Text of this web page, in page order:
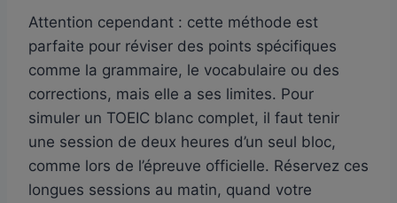
Attention cependant : cette méthode est
parfaite pour réviser des points spécifiques
comme la grammaire, le vocabulaire ou des
corrections, mais elle a ses limites. Pour
simuler un TOEIC blanc complet, il faut tenir
une session de deux heures d’un seul bloc,
comme lors de l’épreuve officielle. Réservez ces
longues sessions au matin, quand votre